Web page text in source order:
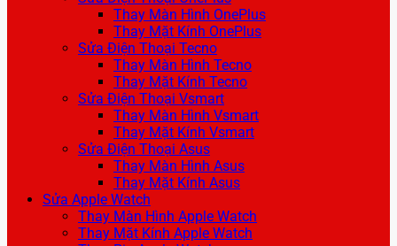
Thay Màn Hình OnePlus
Thay Mặt Kính OnePlus
Sửa Điện Thoại Tecno
Thay Màn Hình Tecno
Thay Mặt Kính Tecno
Sửa Điện Thoại Vsmart
Thay Màn Hình Vsmart
Thay Mặt Kính Vsmart
Sửa Điện Thoại Asus
Thay Màn Hình Asus
Thay Mặt Kính Asus
Sửa Apple Watch
Thay Màn Hình Apple Watch
Thay Mặt Kính Apple Watch